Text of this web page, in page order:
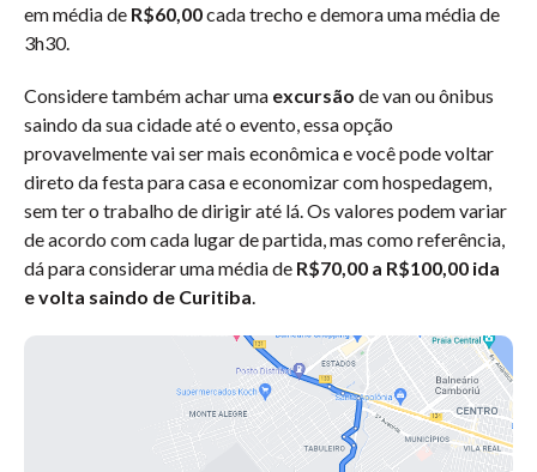
em média de R$60,00cada trecho e demora uma média de
3h30.
Considere também achar uma excursão de van ou ônibus
saindo da sua cidade até o evento, essa opção
provavelmente vai ser mais econômica e você pode voltar
direto da festa para casa e economizar com hospedagem,
sem ter o trabalho de dirigir até lá. Os valores podem variar
de acordo com cada lugar de partida, mas como referência,
dá para considerar uma média de R$70,00 a R$100,00 ida
e volta saindo de Curitiba